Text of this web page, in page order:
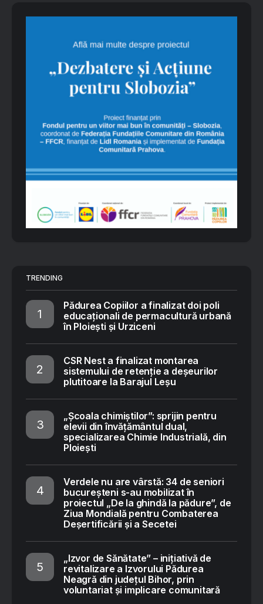
TRENDING
Pădurea Copiilor a finalizat doi poli
educaționali de permacultură urbană
în Ploiești și Urziceni
CSR Nest a finalizat montarea
sistemului de retenție a deșeurilor
plutitoare la Barajul Leșu
„Școala chimiștilor”: sprijin pentru
elevii din învățământul dual,
specializarea Chimie Industrială, din
Ploiești
Verdele nu are vârstă: 34 de seniori
bucureșteni s-au mobilizat în
proiectul „De la ghindă la pădure”, de
Ziua Mondială pentru Combaterea
Deșertificării și a Secetei
„Izvor de Sănătate” – inițiativă de
revitalizare a Izvorului Pădurea
Neagră din județul Bihor, prin
voluntariat și implicare comunitară